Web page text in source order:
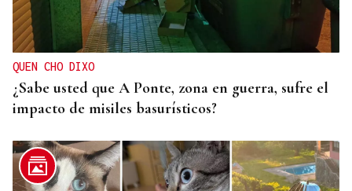
QUEN CHO DIXO
¿Sabe usted que A Ponte, zona en guerra, sufre el
impacto de misiles basurísticos?